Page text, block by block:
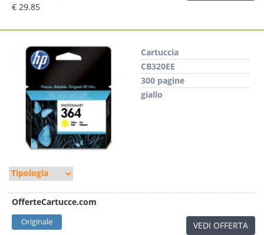
€ 29.85
Cartuccia
CB320EE
300 pagine
giallo
OfferteCartucce.com
Originale VEDI OFFERTA